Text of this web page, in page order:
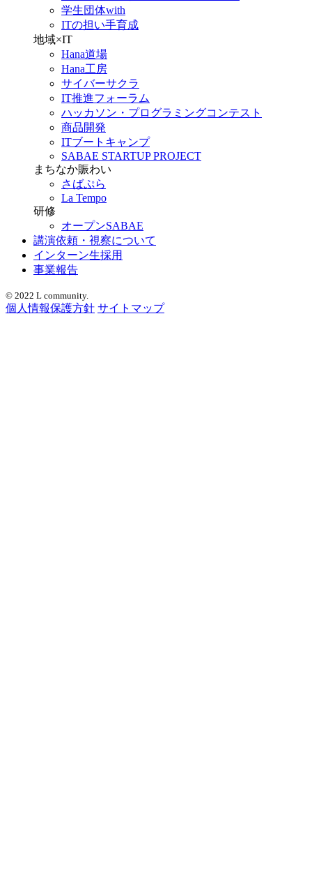
学生団体with
ITの担い手育成
地域×IT
Hana道場
Hana工房
サイバーサクラ
IT推進フォーラム
ハッカソン・プログラミングコンテスト
商品開発
ITブートキャンプ
SABAE STARTUP PROJECT
まちなか賑わい
さばぷら
La Tempo
研修
オープンSABAE
講演依頼・視察について
インターン生採用
事業報告
© 2022 L community.
個人情報保護方針 サイトマップ